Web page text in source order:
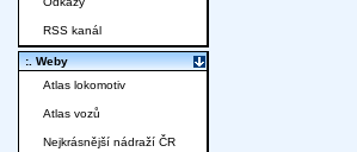
RSS kanál
:. Weby
Atlas lokomotiv
Atlas vozů
Nejkrásnější nádraží ČR